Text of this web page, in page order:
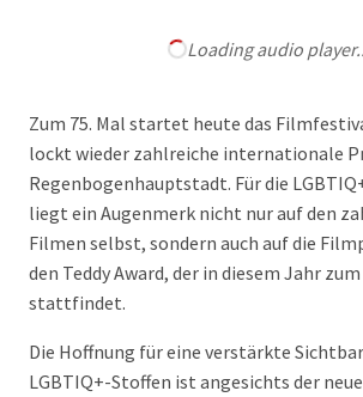
Loading audio
Zum 75. Mal startet heute das
lockt wieder zahlreiche internationale
Regenbogenhauptstadt. Für die
liegt ein Augenmerk nicht nur auf den
Filmen selbst, sondern auch auf die
den Teddy Award, der in diesem Jahr zum
stattfindet.
Die Hoffnung für eine verstärkte
LGBTIQ+-Stoffen ist angesichts der